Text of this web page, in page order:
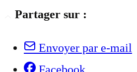
Partager sur :
Envoyer par e-mail